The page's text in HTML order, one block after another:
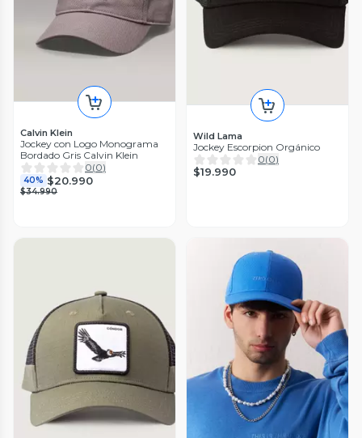
Calvin Klein
Jockey con Logo Monograma
Bordado Gris Calvin Klein
0(0)
40% $20.990
$34.990
Wild Lama
Jockey Escorpion Orgánico
0(0)
$19.990